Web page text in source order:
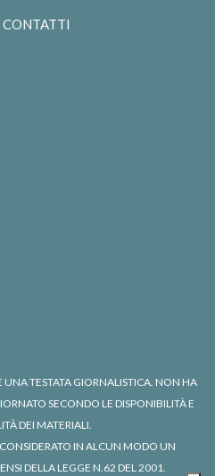
CONTATTI
TESTATA GIORNALISTICA. NON HA
SECONDO LE DISPONIBILITÀ E
DEI MATERIALI.
IN ALCUN MODO UN
DELLA LEGGE N.62 DEL 2001.